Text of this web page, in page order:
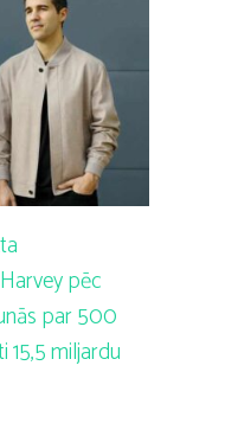
pēc
par 500
15,5 miljardu